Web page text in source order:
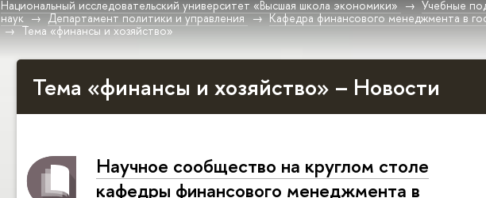
Национальный исследовательский университет «Высшая школа экономики» Учебные
наук
Департамент политики и управления Кафедра финансового менеджмента в
Тема «финансы и хозяйство»
Тема «финансы и хозяйство» – Новости
Научное сообщество на круглом столе
кафедры финансового менеджмента в